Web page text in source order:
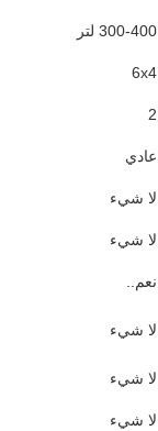
300-400 لتر
6x4
2
عادي
لا شيء
لا شيء
نعم..
لا شيء
لا شيء
لا شيء